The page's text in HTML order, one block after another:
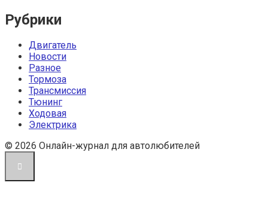
Рубрики
Двигатель
Новости
Разное
Тормоза
Трансмиссия
Тюнинг
Ходовая
Электрика
© 2026 Онлайн-журнал для автолюбителей